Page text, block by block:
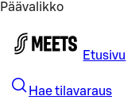
Päävalikko
Etusivu
Hae tilavaraus